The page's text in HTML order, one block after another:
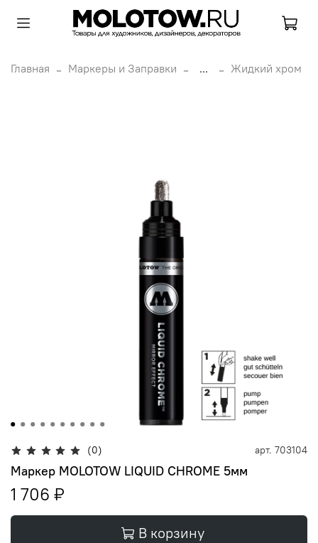
Главная Маркеры и Заправки ... Жидкий хром
(0) арт. 703104
Маркер MOLOTOW LIQUID CHROME 5мм
1 706 ₽
В корзину